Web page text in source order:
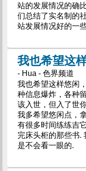
站的发展情况的确
们总结了实名制的
站发展情况好的一
我也希望这
- Hua - 色界频道
我也希望这样悠闲
种信息爆炸，各种
该入世，但入了世
我多希望悠闲点，
有很多时间练练吉
完床头柜的那些书.
是不会看一眼的.